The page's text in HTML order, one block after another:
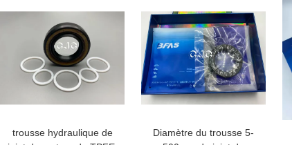
trousse hydraulique de
Diamètre du trousse 5-